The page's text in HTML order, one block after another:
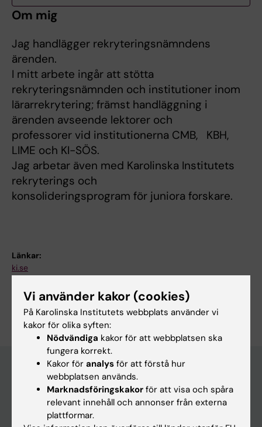
Om mig
Jag handlägger rekryteringsnämndens
ärenden.
I mitt arbete ingår att stötta
rekryteringsnämnden och institutioner inom
lärarrekrytering; främst handläggning i
ärenden avseende lektorer och
professorer vid institutionerna CMB, KBH,
LIME och KI-SÖS.
Jag arbetar även med Karolinska Institutets
rekryterings och
konsolideringsprogram för juniora forskare.
Länkar:
ki.se
Är du Sofia Juhlin?
Redigera din profil
Huvudmeny
Utbildning
Vi använder kakor (cookies)
På Karolinska Institutets webbplats använder vi
kakor för olika syften:
Nödvändiga kakor för att webbplatsen ska
fungera korrekt.
Kakor för analys för att förstå hur
webbplatsen används.
Marknadsföringskakor för att visa och spåra
relevant innehåll och annonser från externa
plattformar.